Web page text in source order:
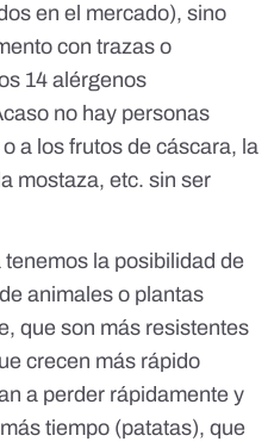
en el mercado), sino
con trazas o
14 alérgenos
no hay personas
a los frutos de cáscara, la
mostaza, etc. sin ser
la posibilidad de
animales o plantas
que son más resistentes
crecen más rápido
a perder rápidamente y
tiempo (patatas), que